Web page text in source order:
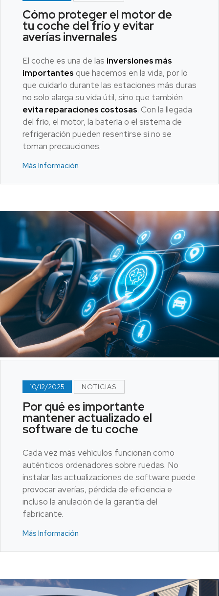
Cómo proteger el motor de
tu coche del frío y evitar
averías invernales
El coche es una de las inversiones más
importantes que hacemos en la vida, por lo
que cuidarlo durante las estaciones más duras
no solo alarga su vida útil, sino que también
evita reparaciones costosas. Con la llegada
del frío, el motor, la batería o el sistema de
refrigeración pueden resentirse si no se
toman precauciones.
Más Información
10/12/2025 NOTICIAS
Por qué es importante
mantener actualizado el
software de tu coche
Cada vez más vehículos funcionan como
auténticos ordenadores sobre ruedas. No
instalar las actualizaciones de software puede
provocar averías, pérdida de eficiencia e
incluso la anulación de la garantía del
fabricante.
Más Información